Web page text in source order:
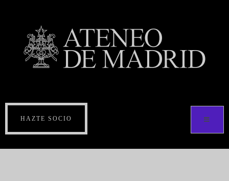
HAZTE SOCIO